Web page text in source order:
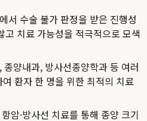
서 수술 불가 판정을 받은 진행성
고 치료 가능성을 적극적으로 모색
종양내과, 방사선종양학과 등 여러
환자 한 명을 위한 최적의 치료
암·방사선 치료를 통해 종양 크기